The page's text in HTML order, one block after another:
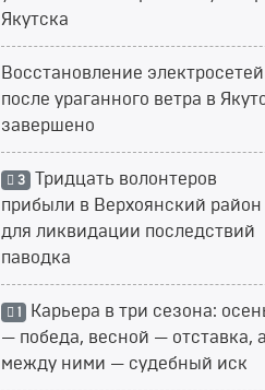
Якутска
Восстановление электросетей
после ураганного ветра в
завершено
3 Тридцать волонтеров
прибыли в Верхоянский район
для ликвидации последствий
паводка
1 Карьера в три сезона:
— победа, весной — отставка, а
между ними — судебный иск